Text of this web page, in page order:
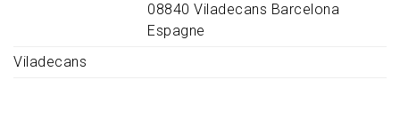
08840 Viladecans Barcelona
Espagne
Viladecans